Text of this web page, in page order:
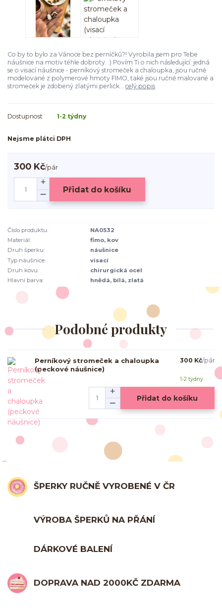
Co by to bylo za Vánoce bez perníčků?! Vyrobila jsem pro Tebe
náušnice na motiv téhle dobroty. :) Povím Ti o nich následující: jedná
se o visací náušnice - perníkový stromeček a chaloupka, jsou ručně
modelované z polymerové hmoty FIMO, také jsou ručně malované a
stromeček je zdobený zlatými perličk... celý popis
Dostupnost 1-2 týdny
Nejsme plátci DPH
300 Kč/pár
Přidat do košíku
Číslo produktu:
NA0532
Materiál:
fimo, kov
Druh šperku:
náušnice
Typ náušnice:
visací
Druh kovu:
chirurgická ocel
Hlavní barva:
hnědá, bílá, zlatá
Podobné produkty
Perníkový stromeček a chaloupka
(peckové náušnice)
300 Kč/pár
1-2 týdny
Přidat do košíku
ŠPERKY RUČNĚ VYROBENÉ V ČR
VÝROBA ŠPERKŮ NA PŘÁNÍ
DÁRKOVÉ BALENÍ
DOPRAVA NAD 2000KČ ZDARMA